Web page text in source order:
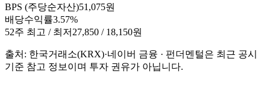
BPS (주당순자산)51,075원
배당수익률3.57%
52주 최고 / 최저 27,850 / 18,150원
출처: 한국거래소(KRX)·네이버 금융 · 펀더멘털은 최근 공시
기준 참고 정보이며 투자 권유가 아닙니다.